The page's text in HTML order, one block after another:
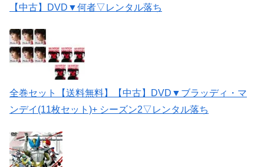
【中古】DVD▼何者▽レンタル落ち
全巻セット【送料無料】【中古】DVD▼ブラッディ・マ
ンデイ(11枚セット)+ シーズン2▽レンタル落ち